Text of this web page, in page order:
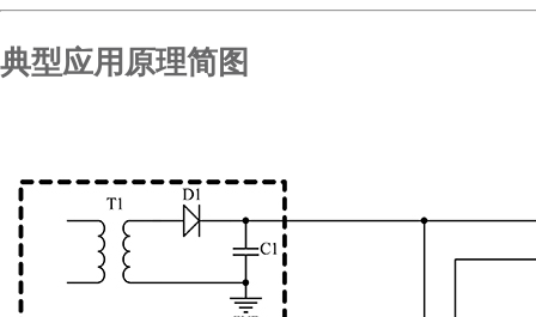
典型应用原理简图